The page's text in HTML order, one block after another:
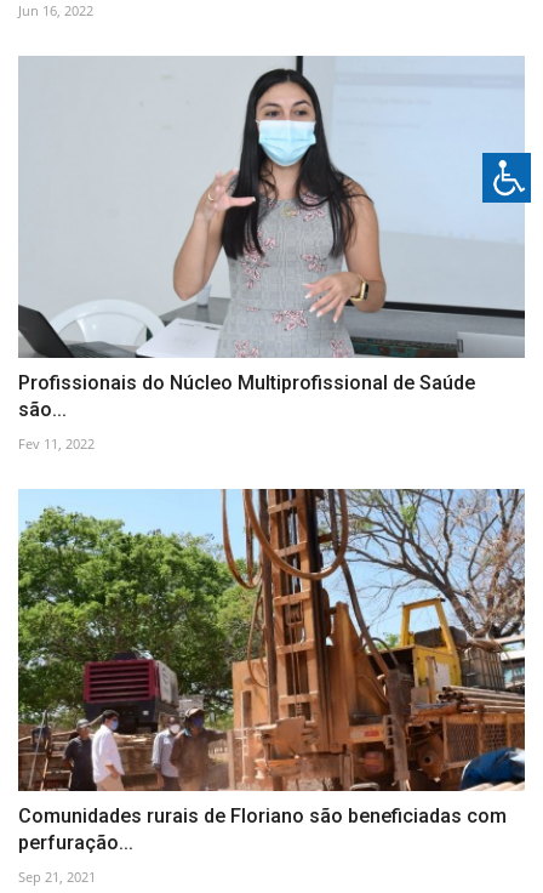
Jun 16, 2022
Profissionais do Núcleo Multiprofissional de Saúde
são...
Fev 11, 2022
Comunidades rurais de Floriano são beneficiadas com
perfuração...
Sep 21, 2021